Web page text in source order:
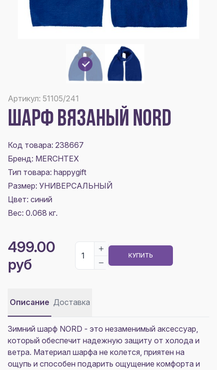
Артикул: 51105/241
ШАРФ ВЯЗАНЫЙ NORD
Код товара: 238667
Бренд: MERCHTEX
Тип товара: happygift
Размер: УНИВЕРСАЛЬНЫЙ
Цвет: синий
Вес: 0.068 кг.
499.00
руб
КУПИТЬ
Описание Доставка
Зимний шарф NORD - это незаменимый аксессуар,
который обеспечит надежную защиту от холода и
ветра. Материал шарфа не колется, приятен на
ощупь и способен подарить ощущение комфорта и